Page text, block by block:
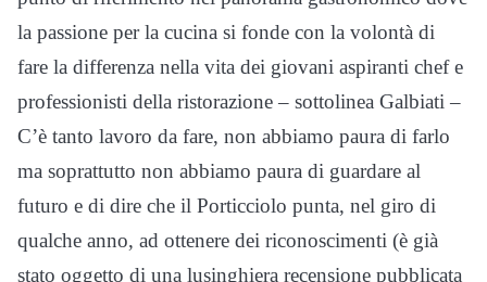
la passione per la cucina si fonde con la volontà di
fare la differenza nella vita dei giovani aspiranti chef e
professionisti della ristorazione – sottolinea Galbiati –
C’è tanto lavoro da fare, non abbiamo paura di farlo
ma soprattutto non abbiamo paura di guardare al
futuro e di dire che il Porticciolo punta, nel giro di
qualche anno, ad ottenere dei riconoscimenti (è già
stato oggetto di una lusinghiera recensione pubblicata